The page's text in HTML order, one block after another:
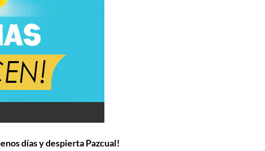
días y despierta Pazcual!